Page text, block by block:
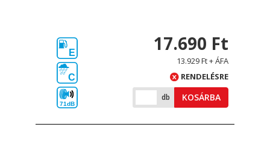
E
C
71dB
17.690 Ft
13.929 Ft + ÁFA
RENDELÉSRE
db KOSÁRBA